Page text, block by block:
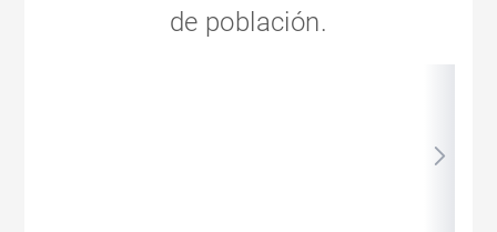
de población.